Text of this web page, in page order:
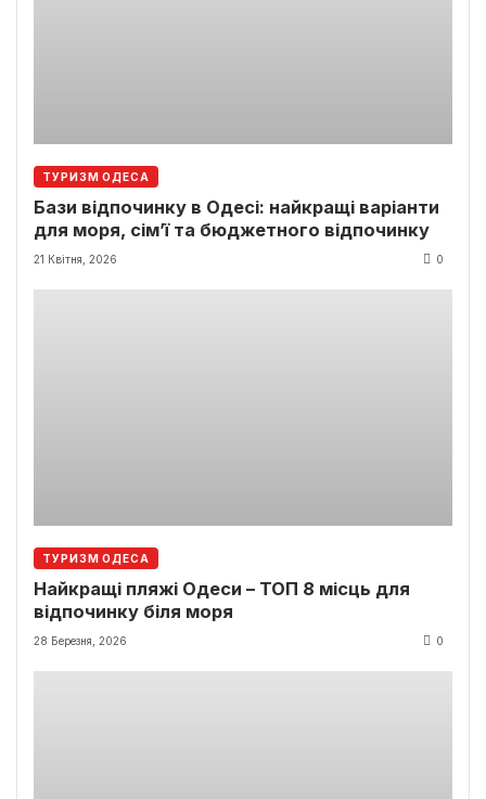
ТУРИЗМ ОДЕСА
Бази відпочинку в Одесі: найкращі варіанти
для моря, сім’ї та бюджетного відпочинку
21 Квітня, 2026 0
ТУРИЗМ ОДЕСА
Найкращі пляжі Одеси – ТОП 8 місць для
відпочинку біля моря
28 Березня, 2026 0